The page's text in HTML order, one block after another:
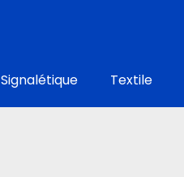
Signalétique Textile